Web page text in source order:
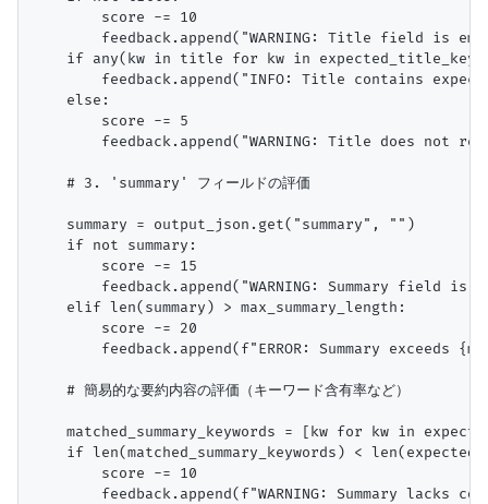
        score -= 10
feedback.append("WARNING: Title field is
if any(kw in title for kw in
feedback.append("INFO: Title contains
    else:
        score -= 5
feedback.append("WARNING: Title does not
    # 3. 'summary' フィールドの評価
    summary = output_json.get("summary", "")
    if not summary:
        score -= 15
feedback.append("WARNING: Summary field is
    elif len(summary) > max_summary_length:
        score -= 20
feedback.append(f"ERROR: Summary exceeds
    # 簡易的な要約内容の評価（キーワード含有率など）
matched_summary_keywords = [kw for kw in
if len(matched_summary_keywords) <
        score -= 10
feedback.append(f"WARNING: Summary lacks